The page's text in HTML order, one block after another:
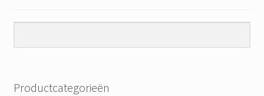
Productcategorieën